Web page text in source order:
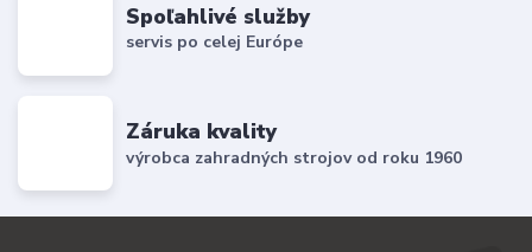
Spoľahlivé služby
servis po celej Európe
Záruka kvality
výrobca zahradných strojov od roku 1960